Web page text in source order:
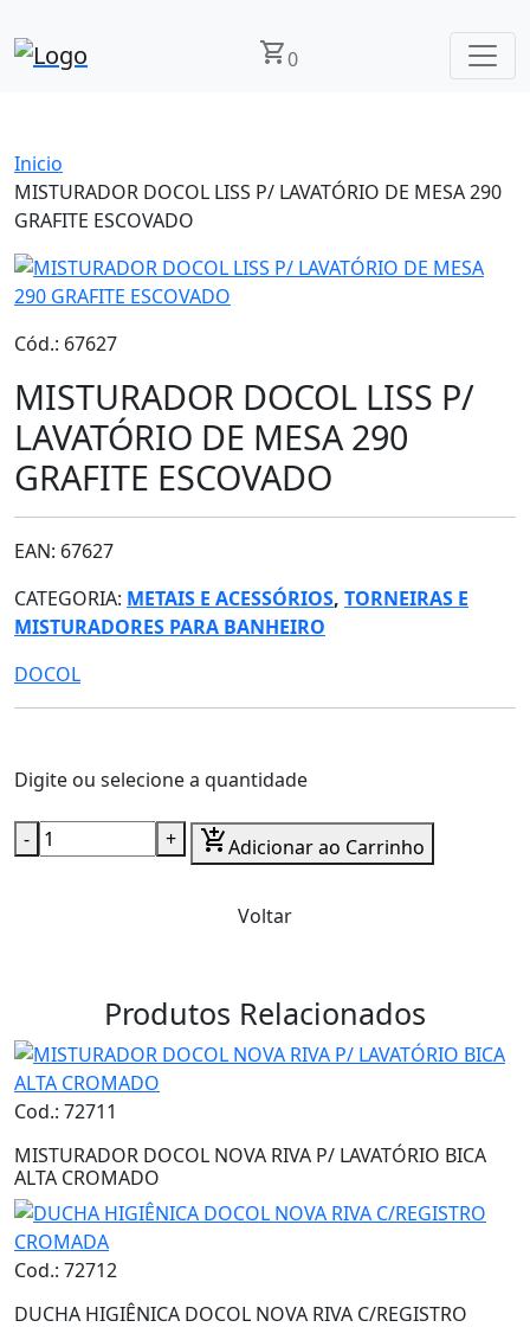
shopping_cart0
Inicio
MISTURADOR DOCOL LISS P/ LAVATÓRIO DE MESA 290
GRAFITE ESCOVADO
Cód.: 67627
MISTURADOR DOCOL LISS P/
LAVATÓRIO DE MESA 290
GRAFITE ESCOVADO
EAN: 67627
CATEGORIA: METAIS E ACESSÓRIOS, TORNEIRAS E
MISTURADORES PARA BANHEIRO
DOCOL
Digite ou selecione a quantidade
- + add_shopping_cartAdicionar ao Carrinho
Voltar
Produtos Relacionados
Cod.: 72711
MISTURADOR DOCOL NOVA RIVA P/ LAVATÓRIO BICA
ALTA CROMADO
Cod.: 72712
DUCHA HIGIÊNICA DOCOL NOVA RIVA C/REGISTRO